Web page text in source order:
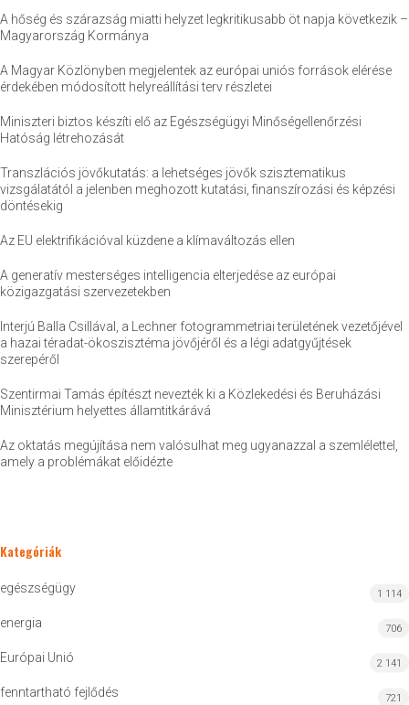
A hőség és szárazság miatti helyzet legkritikusabb öt napja következik –
Magyarország Kormánya
A Magyar Közlönyben megjelentek az európai uniós források elérése
érdekében módosított helyreállítási terv részletei
Miniszteri biztos készíti elő az Egészségügyi Minőségellenőrzési
Hatóság létrehozását
Transzlációs jövőkutatás: a lehetséges jövők szisztematikus
vizsgálatától a jelenben meghozott kutatási, finanszírozási és képzési
döntésekig
Az EU elektrifikációval küzdene a klímaváltozás ellen
A generatív mesterséges intelligencia elterjedése az európai
közigazgatási szervezetekben
Interjú Balla Csillával, a Lechner fotogrammetriai területének vezetőjével
a hazai téradat-ökoszisztéma jövőjéről és a légi adatgyűjtések
szerepéről
Szentirmai Tamás építészt nevezték ki a Közlekedési és Beruházási
Minisztérium helyettes államtitkárává
Az oktatás megújítása nem valósulhat meg ugyanazzal a szemlélettel,
amely a problémákat előidézte
Kategóriák
egészségügy 1 114
energia 706
Európai Unió 2 141
fenntartható fejlődés 721